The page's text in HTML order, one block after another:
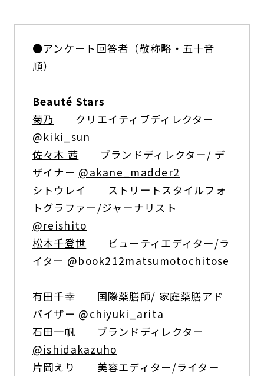
●アンケート回答者（敬称略・五十音
順）
Beauté Stars
菊乃 クリエイティブディレクター
@kiki_sun
佐々木 茜 ブランドディレクター/ デ
ザイナー @akane_madder2
シトウレイ
ストリートスタイルフォ
トグラファー/ジャーナリスト
@reishito
松本千登世 ビューティエディター/ラ
イター @book212matsumotochitose
有田千幸 国際薬膳師/ 家庭薬膳アド
バイザー @chiyuki_arita
石田一帆 ブランドディレクター
@ishidakazuho
片岡えり 美容エディター/ライター